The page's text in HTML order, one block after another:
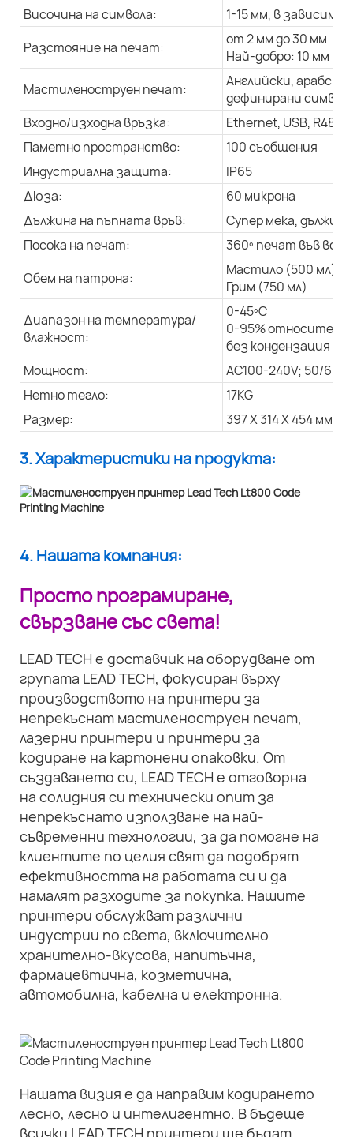
Височина на символа:
1-15 мм, в
Разстояние на печат:
от 2 мм до 30 мм
Най-добро: 10 мм
Мастиленоструен печат:
Английски,
дефинирани
Входно/изходна връзка:
Ethernet, USB, R485
Паметно пространство:
100 съобщения
Индустриална защита:
IP65
Дюза:
60 микрона
Дължина на пъпната връв:
Супер мека,
Посока на печат:
360º печат във
Обем на патрона:
Мастило (500 мл)
Грим (750 мл)
Диапазон на температура/
влажност:
0-45ºC
0-95%
без кондензация
Мощност:
AC100-240V; 50/
Нетно тегло:
17KG
Размер:
397 X 314 X 454 мм
3. Характеристики на продукта:
4. Нашата компания:
Просто програмиране,
свързване със света!
LEAD TECH е доставчик на оборудване от
групата LEAD TECH, фокусиран върху
производството на принтери за
непрекъснат мастиленоструен печат,
лазерни принтери и принтери за
кодиране на картонени опаковки. От
създаването си, LEAD TECH е отговорна
на солидния си технически опит за
непрекъснато използване на най-
съвременни технологии, за да помогне на
клиентите по целия свят да подобрят
ефективността на работата си и да
намалят разходите за покупка. Нашите
принтери обслужват различни
индустрии по света, включително
хранително-вкусова, напитъчна,
фармацевтична, козметична,
автомобилна, кабелна и електронна.
Нашата визия е да направим кодирането
лесно, лесно и интелигентно. В бъдеще